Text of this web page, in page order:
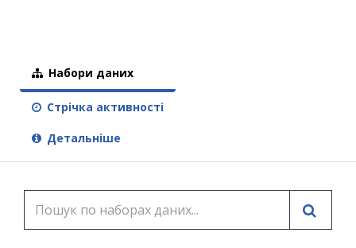
Набори даних
Стрічка активності
Детальніше